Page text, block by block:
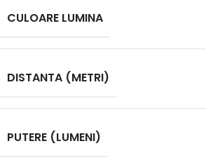
CULOARE LUMINA
DISTANTA (METRI)
PUTERE (LUMENI)